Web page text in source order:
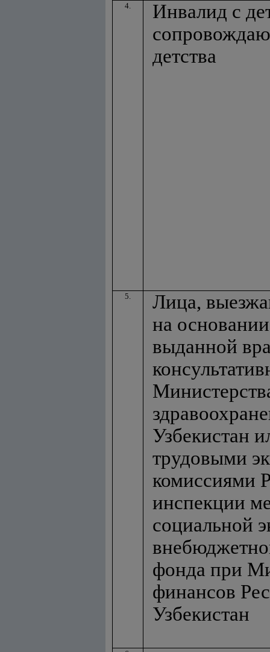
4.
Инвалид с
детства
5.
Лица,
на
выданной
Узбекистан
трудовыми
комиссиями
инспекции
социальной
фонда при
финансов
Узбекистан